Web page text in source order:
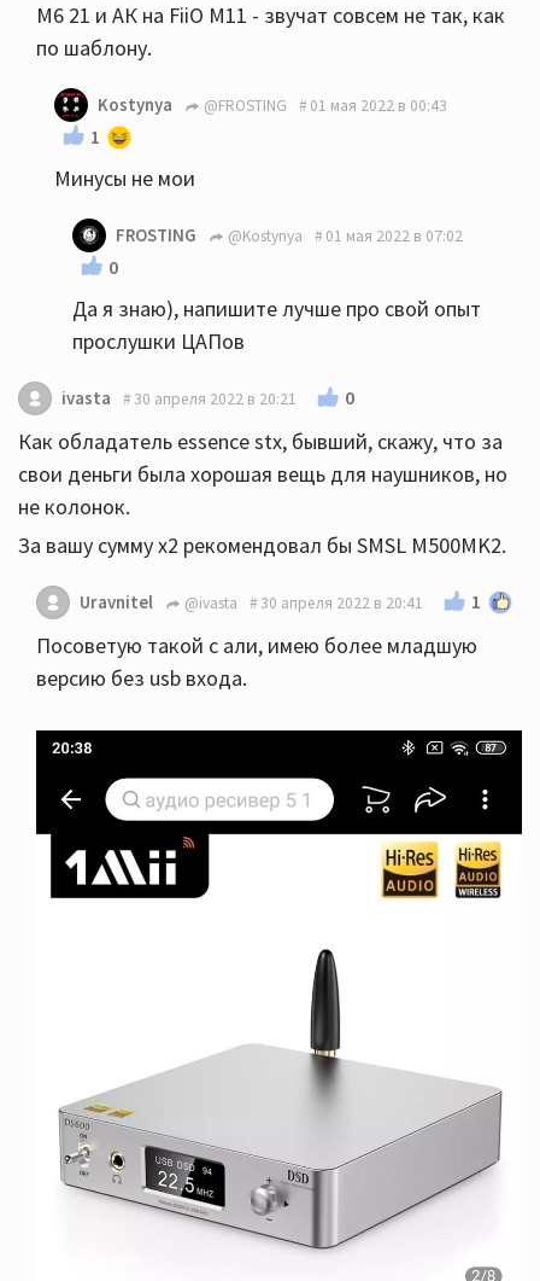
M6 21 и АК на FiiO М11 - звучат совсем не так, как
по шаблону.
Kostynya @FROSTING 01 мая 2022 в 00:43
1
Минусы не мои
FROSTING @Kostynya 01 мая 2022 в 07:02
0
Да я знаю), напишите лучше про свой опыт
прослушки ЦАПов
ivasta 30 апреля 2022 в 20:21 0
Как обладатель essence stx, бывший, скажу, что за
свои деньги была хорошая вещь для наушников, но
не колонок.
За вашу сумму x2 рекомендовал бы SMSL M500MK2.
Uravnitel @ivasta 30 апреля 2022 в 20:41 1
Посоветую такой с али, имею более младшую
версию без usb входа.